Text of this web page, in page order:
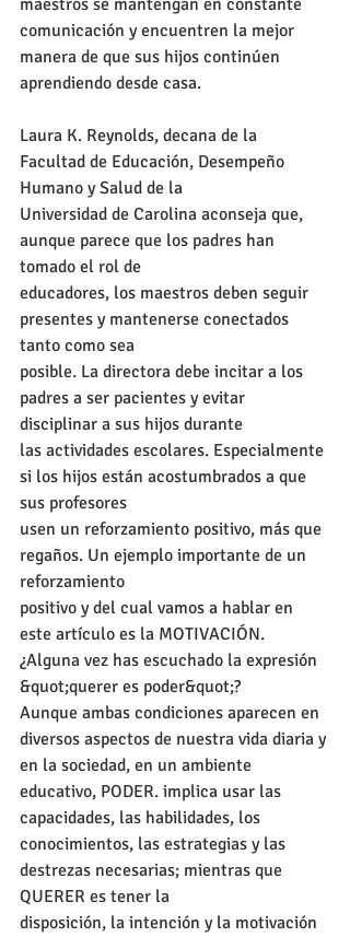
maestros se mantengan en constante
comunicación y encuentren la mejor
manera de que sus hijos continúen
aprendiendo desde casa.
Laura K. Reynolds, decana de la
Facultad de Educación, Desempeño
Humano y Salud de la
Universidad de Carolina aconseja que,
aunque parece que los padres han
tomado el rol de
educadores, los maestros deben seguir
presentes y mantenerse conectados
tanto como sea
posible. La directora debe incitar a los
padres a ser pacientes y evitar
disciplinar a sus hijos durante
las actividades escolares. Especialmente
si los hijos están acostumbrados a que
sus profesores
usen un reforzamiento positivo, más que
regaños. Un ejemplo importante de un
reforzamiento
positivo y del cual vamos a hablar en
este artículo es la MOTIVACIÓN.
¿Alguna vez has escuchado la expresión
&quot;querer es poder&quot;?
Aunque ambas condiciones aparecen en
diversos aspectos de nuestra vida diaria y
en la sociedad, en un ambiente
educativo, PODER. implica usar las
capacidades, las habilidades, los
conocimientos, las estrategias y las
destrezas necesarias; mientras que
QUERER es tener la
disposición, la intención y la motivación